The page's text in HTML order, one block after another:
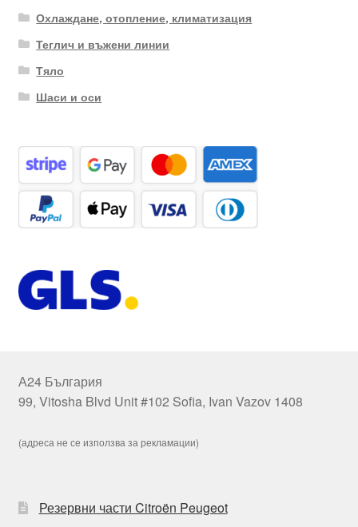
Охлаждане, отопление, климатизация
Теглич и въжени линии
Тяло
Шаси и оси
А24 България
99, Vitosha Blvd Unit #102 Sofia, Ivan Vazov 1408
(адреса не се използва за рекламации)
Резервни части Citroën Peugeot